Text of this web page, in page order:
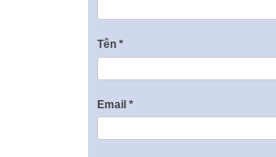
Tên *
Email *